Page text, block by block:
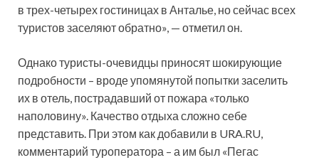
в трех-четырех гостиницах в Анталье, но сейчас всех
туристов заселяют обратно», — отметил он.
Однако туристы-очевидцы приносят шокирующие
подробности – вроде упомянутой попытки заселить
их в отель, пострадавший от пожара «только
наполовину». Качество отдыха сложно себе
представить. При этом как добавили в URA.RU,
комментарий туроператора – а им был «Пегас